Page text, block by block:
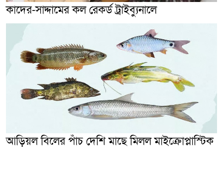
কাদের-সাদ্দামের কল রেকর্ড ট্রাইব্যুনালে
আড়িয়ল বিলের পাঁচ দেশি মাছে মিলল মাইক্রোপ্লাস্টিক